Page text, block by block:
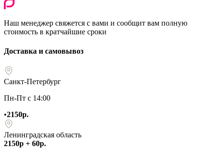
Наш менеджер свяжется с вами и сообщит вам полную
стоимость в кратчайшие сроки
Доставка и самовывоз
Санкт-Петербург
Пн-Пт с 14:00
•2150р.
Ленинградская область
2150р + 60р.